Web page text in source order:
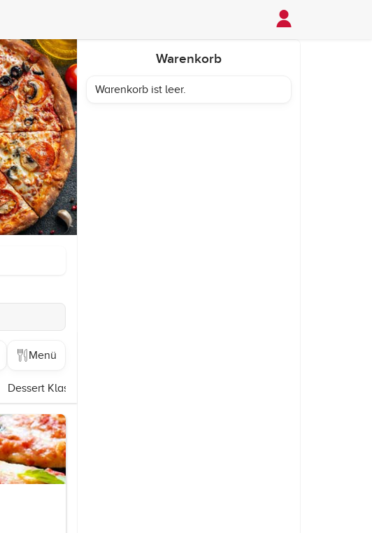
Menü
Dessert Klassiker
Warenkorb
Warenkorb ist leer.